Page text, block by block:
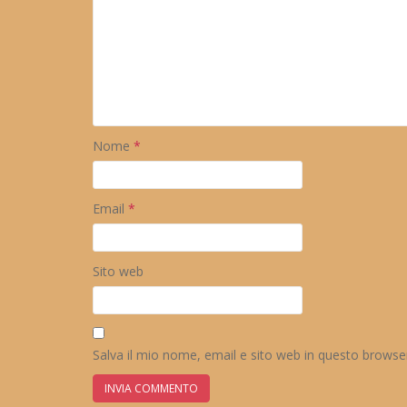
Nome *
Email *
Sito web
Salva il mio nome, email e sito web in questo